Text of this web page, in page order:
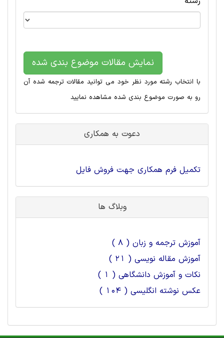
نمایش مقالات موضوع بندی شده
با انتخاب رشته مورد نظر خود می توانید مقالات ترجمه شده آن
رو به صورت موضوع بندی شده مشاهده نمایید
دعوت به همکاری
تکمیل فرم همکاری جهت فروش فایل
وبلاگ ها
آموزش ترجمه و زبان ( 8 )
آموزش مقاله نویسی ( 21 )
نکات و آموزش دانشگاهی ( 1 )
عکس نوشته انگلیسی ( 104 )